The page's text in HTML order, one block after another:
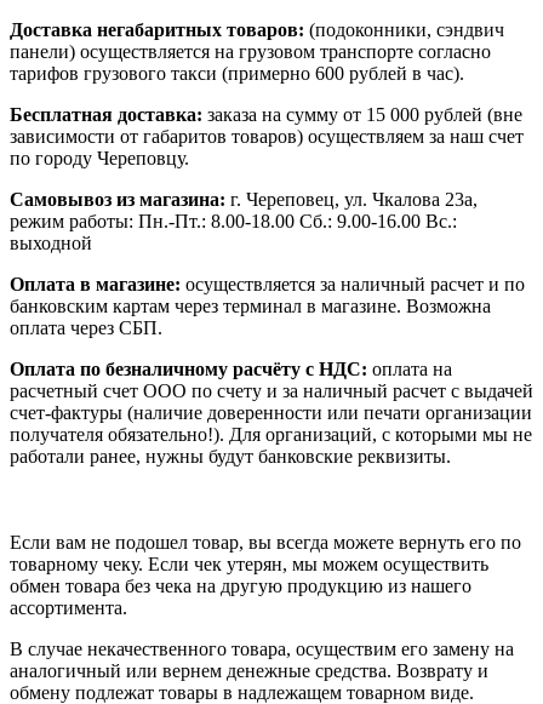
Доставка негабаритных товаров: (подоконники, сэндвич
панели) осуществляется на грузовом транспорте согласно
тарифов грузового такси (примерно 600 рублей в час).
Бесплатная доставка: заказа на сумму от 15 000 рублей (вне
зависимости от габаритов товаров) осуществляем за наш счет
по городу Череповцу.
Самовывоз из магазина: г. Череповец, ул. Чкалова 23а,
режим работы: Пн.-Пт.: 8.00-18.00 Сб.: 9.00-16.00 Вс.:
выходной
Оплата в магазине: осуществляется за наличный расчет и по
банковским картам через терминал в магазине. Возможна
оплата через СБП.
Оплата по безналичному расчёту с НДС: оплата на
расчетный счет ООО по счету и за наличный расчет с выдачей
счет-фактуры (наличие доверенности или печати организации
получателя обязательно!). Для организаций, с которыми мы не
работали ранее, нужны будут банковские реквизиты.
Если вам не подошел товар, вы всегда можете вернуть его по
товарному чеку. Если чек утерян, мы можем осуществить
обмен товара без чека на другую продукцию из нашего
ассортимента.
В случае некачественного товара, осуществим его замену на
аналогичный или вернем денежные средства. Возврату и
обмену подлежат товары в надлежащем товарном виде.